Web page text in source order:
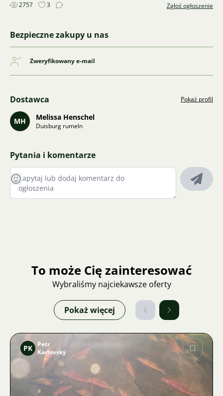
2757 3 Zgłoś ogłoszenie
Bezpieczne zakupy u nas
Zweryfikowany e-mail
Dostawca Pokaż profil
MH Melissa Henschel
Duisburg rumeln
Pytania i komentarze
To może Cię zainteresować
Wybraliśmy najciekawsze oferty
Pokaż więcej
Zdjęcie
PK
Petr
Karlovský